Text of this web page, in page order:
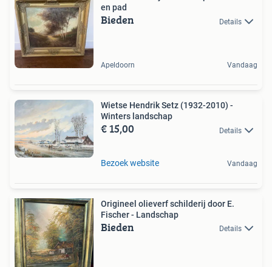
en pad
Bieden Details
Apeldoorn Vandaag
Wietse Hendrik Setz (1932-2010) -
Winters landschap
€ 15,00 Details
Bezoek website Vandaag
Origineel olieverf schilderij door E.
Fischer - Landschap
Bieden Details